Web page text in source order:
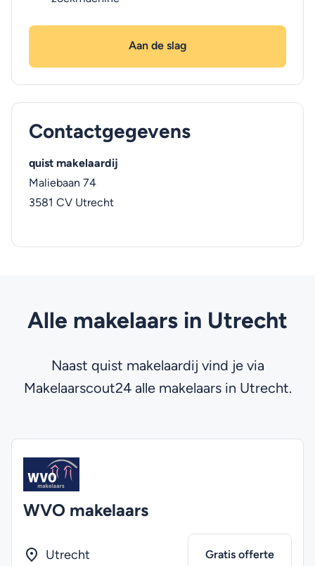
Aan de slag
Contactgegevens
quist makelaardij
Maliebaan 74
3581 CV Utrecht
Alle makelaars in Utrecht
Naast quist makelaardij vind je via
Makelaarscout24 alle makelaars in Utrecht.
WVO makelaars
Utrecht Gratis offerte